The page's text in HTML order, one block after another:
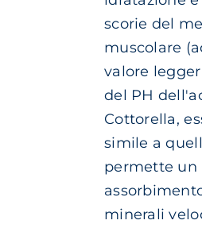
scorie del
muscolare
valore
del PH
Cottorella,
simile a
permette
minerali